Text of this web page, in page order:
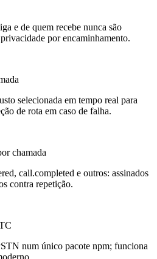
e de quem recebe nunca são
por encaminhamento.
selecionada em tempo real para
de rota em caso de falha.
chamada
call.completed e outros: assinados
contra repetição.
num único pacote npm; funciona